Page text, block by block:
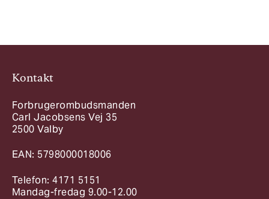
Kontakt
Forbrugerombudsmanden
Carl Jacobsens Vej 35
2500 Valby
EAN: 5798000018006
Telefon: 4171 5151
Mandag-fredag 9.00-12.00